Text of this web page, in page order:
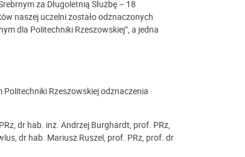
za Długoletnią Służbę – 18
naszej uczelni zostało odznaczonych
dla Politechniki Rzeszowskiej”, a jedna
Rzeszowskiej odznaczenia
dr hab. inż. Andrzej Burghardt, prof. PRz,
dr hab. Mariusz Ruszel, prof. PRz, prof. dr